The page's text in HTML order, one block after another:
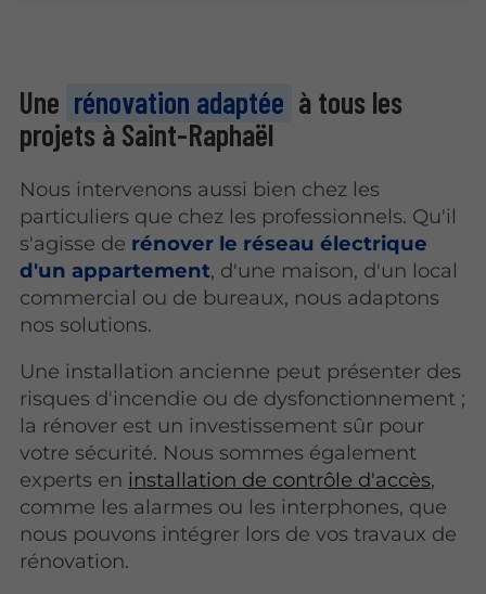
Une rénovation adaptée à tous les
projets à Saint-Raphaël
Nous intervenons aussi bien chez les
particuliers que chez les professionnels. Qu'il
s'agisse de rénover le réseau électrique
d'un appartement, d'une maison, d'un local
commercial ou de bureaux, nous adaptons
nos solutions.
Une installation ancienne peut présenter des
risques d'incendie ou de dysfonctionnement ;
la rénover est un investissement sûr pour
votre sécurité. Nous sommes également
experts en installation de contrôle d'accès,
comme les alarmes ou les interphones, que
nous pouvons intégrer lors de vos travaux de
rénovation.